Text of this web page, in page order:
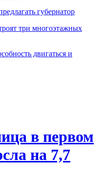
губернатор
три многоэтажных
двигаться и
в первом
на 7,7